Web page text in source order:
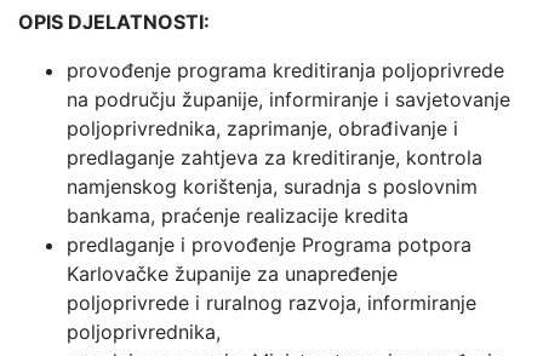
OPIS DJELATNOSTI:
provođenje programa kreditiranja poljoprivrede
na području županije, informiranje i savjetovanje
poljoprivrednika, zaprimanje, obrađivanje i
predlaganje zahtjeva za kreditiranje, kontrola
namjenskog korištenja, suradnja s poslovnim
bankama, praćenje realizacije kredita
predlaganje i provođenje Programa potpora
Karlovačke županije za unapređenje
poljoprivrede i ruralnog razvoja, informiranje
poljoprivrednika,